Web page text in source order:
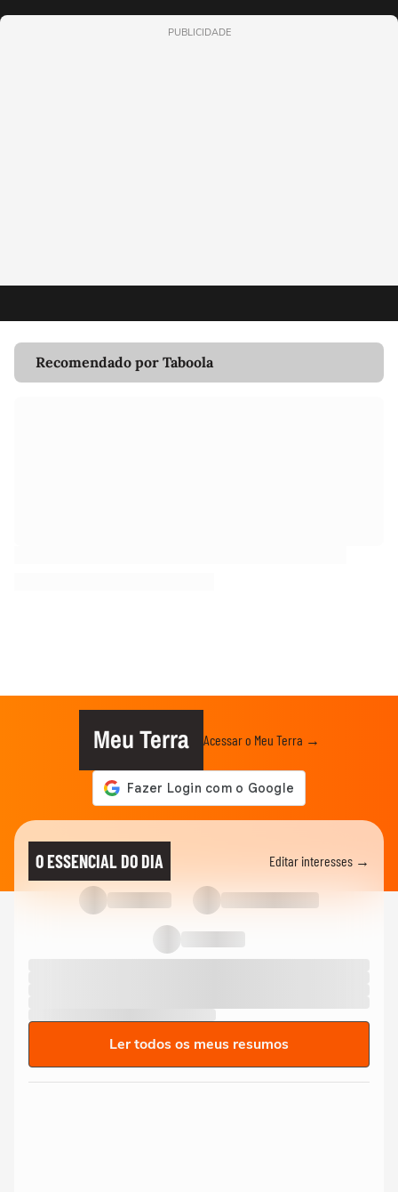
PUBLICIDADE
Recomendado por Taboola
Meu Terra Acessar o Meu Terra →
O ESSENCIAL DO DIA Editar interesses →
Ler todos os meus resumos